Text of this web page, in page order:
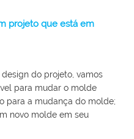
projeto que está em
do projeto, vamos
para mudar o molde
para a mudança do molde;
novo molde em seu